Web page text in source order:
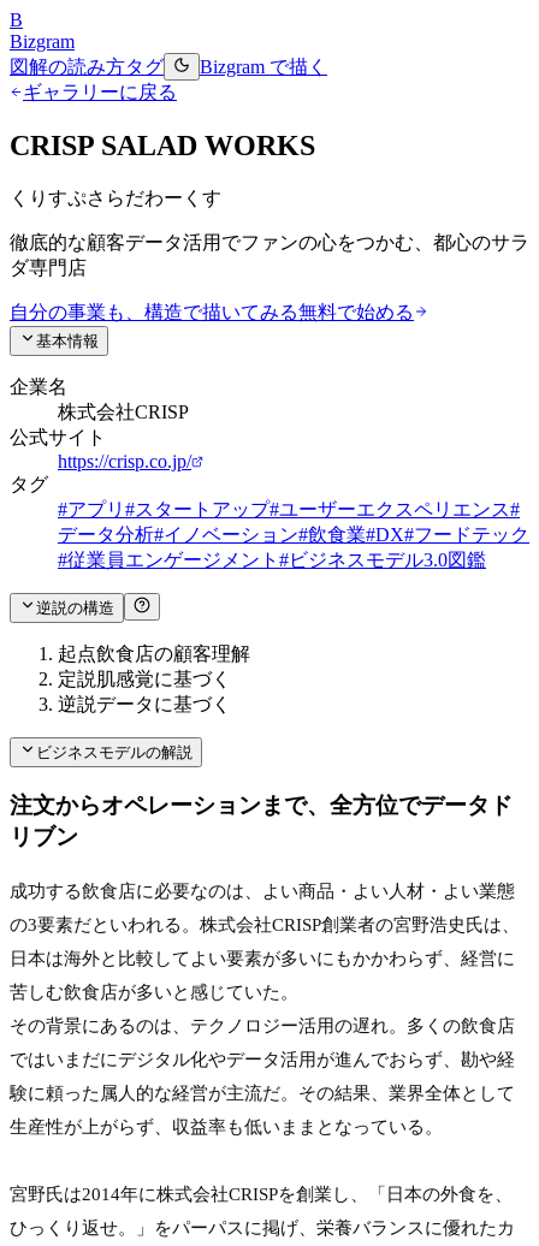
B
Bizgram
図解の読み方タグ
Bizgram で描く
ギャラリーに戻る
CRISP SALAD WORKS
くりすぷさらだわーくす
徹底的な顧客データ活用でファンの心をつかむ、都心のサラ
ダ専門店
自分の事業も、構造で描いてみる無料で始める
基本情報
企業名
株式会社CRISP
公式サイト
https://crisp.co.jp/
タグ
#アプリ #スタートアップ#ユーザーエクスペリエンス#
データ分析#イノベーション#飲食業#DX#フードテック
#従業員エンゲージメント #ビジネスモデル3.0図鑑
逆説の構造
起点飲食店の顧客理解
定説肌感覚に基づく
逆説データに基づく
ビジネスモデルの解説
注文からオペレーションまで、全方位でデータド
リブン
成功する飲食店に必要なのは、よい商品・よい人材・よい業態
の3要素だといわれる。株式会社CRISP創業者の宮野浩史氏は、
日本は海外と比較してよい要素が多いにもかかわらず、経営に
苦しむ飲食店が多いと感じていた。
その背景にあるのは、テクノロジー活用の遅れ。多くの飲食店
ではいまだにデジタル化やデータ活用が進んでおらず、勘や経
験に頼った属人的な経営が主流だ。その結果、業界全体として
生産性が上がらず、収益率も低いままとなっている。
宮野氏は2014年に株式会社CRISPを創業し、「日本の外食を、
ひっくり返せ。」をパーパスに掲げ、栄養バランスに優れたカ